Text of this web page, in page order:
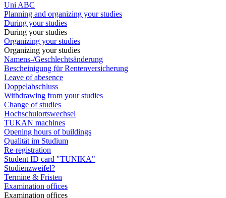
Uni ABC
Planning and organizing your studies
During your studies
During your studies
Organizing your studies
Organizing your studies
Namens-/Geschlechtsänderung
Bescheinigung für Rentenversicherung
Leave of abesence
Doppelabschluss
Withdrawing from your studies
Change of studies
Hochschulortswechsel
TUKAN machines
Opening hours of buildings
Qualität im Studium
Re-registration
Student ID card "TUNIKA"
Studienzweifel?
Termine & Fristen
Examination offices
Examination offices